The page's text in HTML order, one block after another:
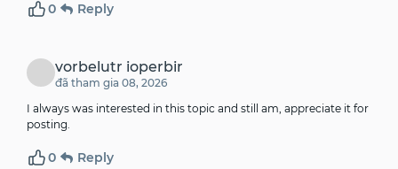
0 Reply
vorbelutr ioperbir
đã tham gia 08, 2026
I always was interested in this topic and still am, appreciate it for
posting.
0 Reply